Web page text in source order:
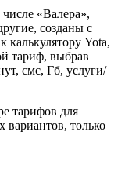
«Валера»,
созданы с
калькулятору Yota,
тариф, выбрав
смс, Гб, услуги/
тарифов для
вариантов, только